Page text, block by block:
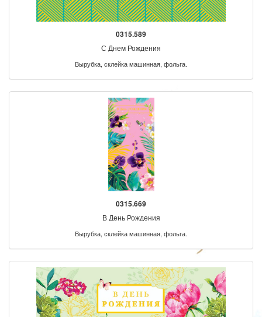
0315.589
С Днем Рождения
Вырубка, склейка машинная, фольга.
0315.669
В День Рождения
Вырубка, склейка машинная, фольга.